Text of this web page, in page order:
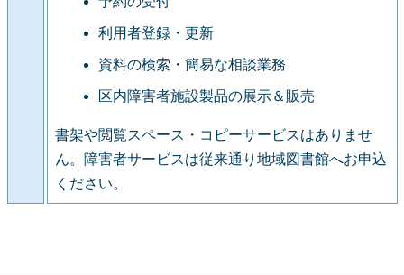
利用者登録・更新
資料の検索・簡易な相談業務
区内障害者施設製品の展示＆販売
書架や閲覧スペース・コピーサービスはありませ
ん。障害者サービスは従来通り地域図書館へお申込
ください。